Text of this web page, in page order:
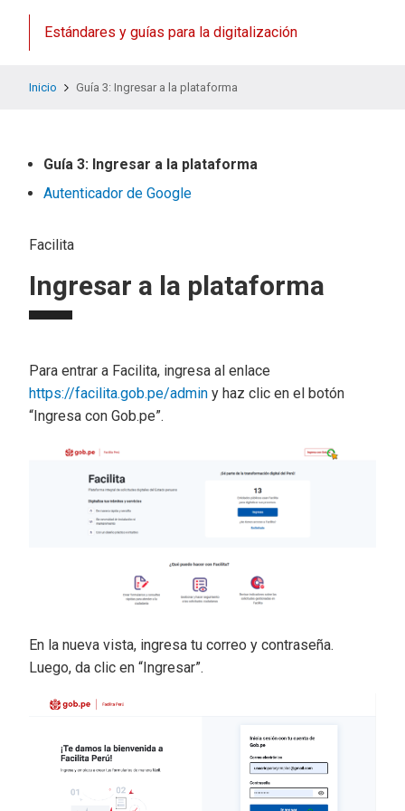
Estándares y guías para la digitalización
Inicio Guía 3: Ingresar a la plataforma
Guía 3: Ingresar a la plataforma
Autenticador de Google
Facilita
Ingresar a la plataforma
Para entrar a Facilita, ingresa al enlace
https://facilita.gob.pe/admin y haz clic en el botón
“Ingresa con Gob.pe”.
En la nueva vista, ingresa tu correo y contraseña.
Luego, da clic en “Ingresar”.